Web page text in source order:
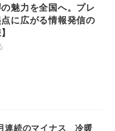
魅力を全国へ。プレ
に広がる情報発信の
連続のマイナス 冷暖